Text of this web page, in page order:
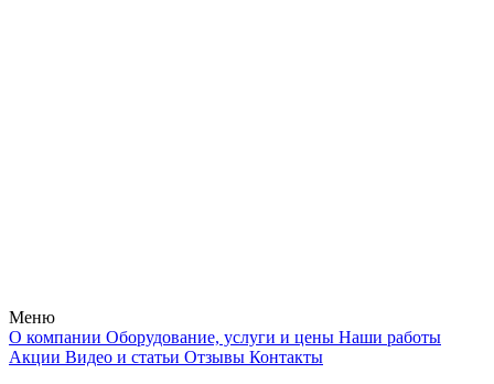
Меню
О компании Оборудование, услуги и цены Наши работы
Акции Видео и статьи Отзывы Контакты